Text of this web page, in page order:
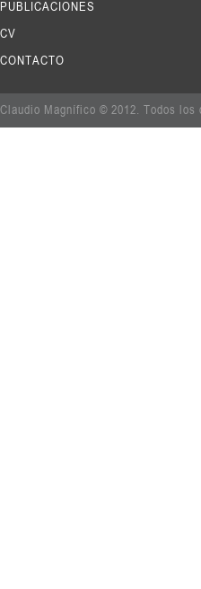
PUBLICACIONES
CV
CONTACTO
Claudio Magnífico © 2012. Todos los